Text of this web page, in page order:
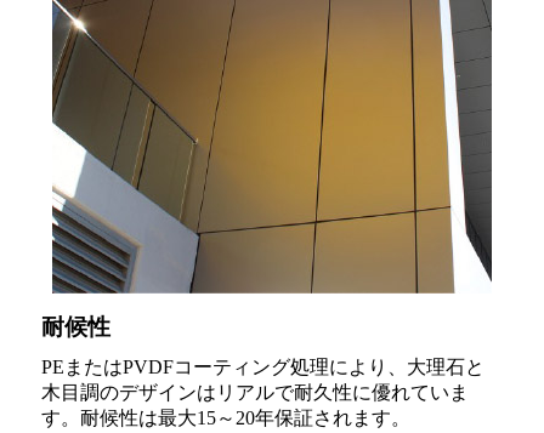
耐候性
PEまたはPVDFコーティング処理により、大理石と
木目調のデザインはリアルで耐久性に優れていま
す。耐候性は最大15～20年保証されます。